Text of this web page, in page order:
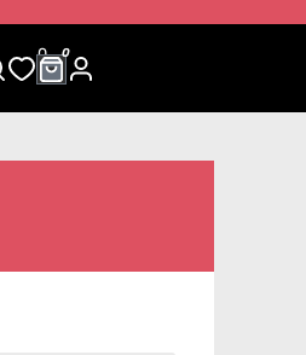
0 0